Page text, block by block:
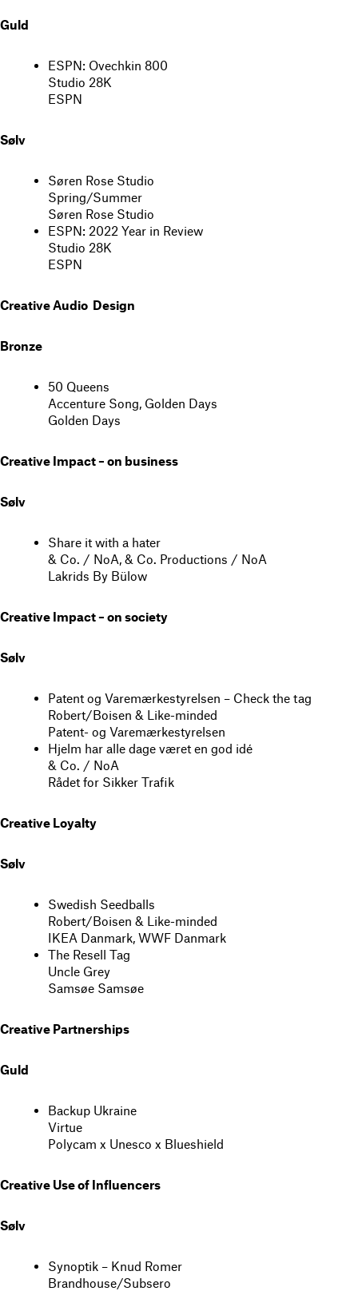
Guld
ESPN: Ovechkin 800
Studio 28K
ESPN
Sølv
Søren Rose Studio
Spring/Summer
Søren Rose Studio
ESPN: 2022 Year in Review
Studio 28K
ESPN
Creative Audio Design
Bronze
50 Queens
Accenture Song, Golden Days
Golden Days
Creative Impact – on business
Sølv
Share it with a hater
& Co. / NoA, & Co. Productions / NoA
Lakrids By Bülow
Creative Impact – on society
Sølv
Patent og Varemærkestyrelsen – Check the tag
Robert/Boisen & Like-minded
Patent- og Varemærkestyrelsen
Hjelm har alle dage været en god idé
& Co. / NoA
Rådet for Sikker Trafik
Creative Loyalty
Sølv
Swedish Seedballs
Robert/Boisen & Like-minded
IKEA Danmark, WWF Danmark
The Resell Tag
Uncle Grey
Samsøe Samsøe
Creative Partnerships
Guld
Backup Ukraine
Virtue
Polycam x Unesco x Blueshield
Creative Use of Influencers
Sølv
Synoptik – Knud Romer
Brandhouse/Subsero